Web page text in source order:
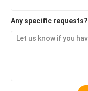
Any specific requests?